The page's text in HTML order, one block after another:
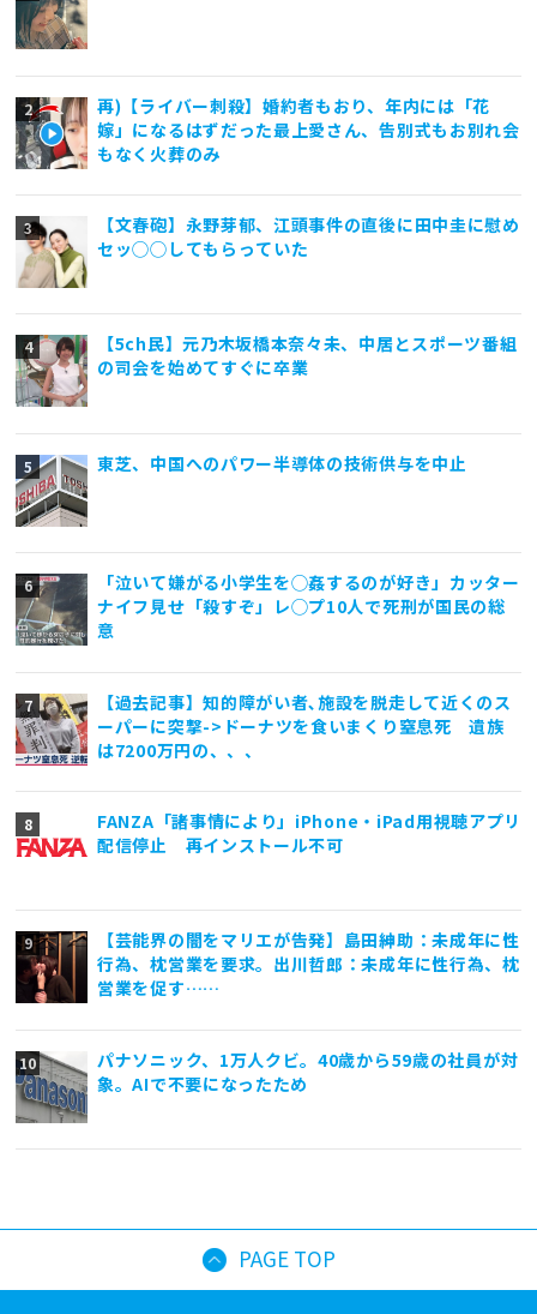
再)【ライバー刺殺】婚約者もおり、年内には「花
嫁」になるはずだった最上愛さん、告別式もお別れ会
もなく火葬のみ
【文春砲】永野芽郁、江頭事件の直後に田中圭に慰め
セッ◯◯してもらっていた
【5ch民】元乃木坂橋本奈々未、中居とスポーツ番組
の司会を始めてすぐに卒業
東芝、中国へのパワー半導体の技術供与を中止
「泣いて嫌がる小学生を◯姦するのが好き」カッター
ナイフ見せ「殺すぞ」レ◯プ10人で死刑が国民の総
意
【過去記事】知的障がい者､施設を脱走して近くのス
ーパーに突撃->ドーナツを食いまくり窒息死 遺族
は7200万円の、、、
FANZA「諸事情により」iPhone・iPad用視聴アプリ
配信停止 再インストール不可
【芸能界の闇をマリエが告発】島田紳助：未成年に性
行為、枕営業を要求。出川哲郎：未成年に性行為、枕
営業を促す……
パナソニック、1万人クビ。40歳から59歳の社員が対
象。AIで不要になったため
PAGE TOP